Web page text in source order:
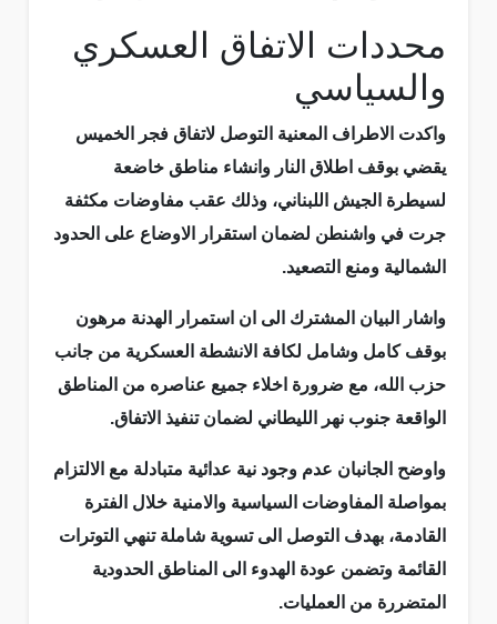
محددات الاتفاق العسكري
والسياسي
واكدت الاطراف المعنية التوصل لاتفاق فجر الخميس
يقضي بوقف اطلاق النار وانشاء مناطق خاضعة
لسيطرة الجيش اللبناني، وذلك عقب مفاوضات مكثفة
جرت في واشنطن لضمان استقرار الاوضاع على الحدود
الشمالية ومنع التصعيد.
واشار البيان المشترك الى ان استمرار الهدنة مرهون
بوقف كامل وشامل لكافة الانشطة العسكرية من جانب
حزب الله، مع ضرورة اخلاء جميع عناصره من المناطق
الواقعة جنوب نهر الليطاني لضمان تنفيذ الاتفاق.
واوضح الجانبان عدم وجود نية عدائية متبادلة مع الالتزام
بمواصلة المفاوضات السياسية والامنية خلال الفترة
القادمة، بهدف التوصل الى تسوية شاملة تنهي التوترات
القائمة وتضمن عودة الهدوء الى المناطق الحدودية
المتضررة من العمليات.